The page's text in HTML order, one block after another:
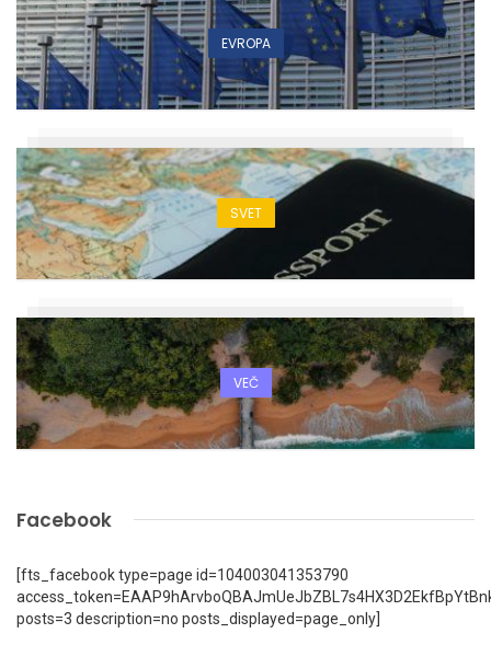
EVROPA
SVET
VEČ
Facebook
[fts_facebook type=page id=104003041353790
posts=3 description=no posts_displayed=page_only]